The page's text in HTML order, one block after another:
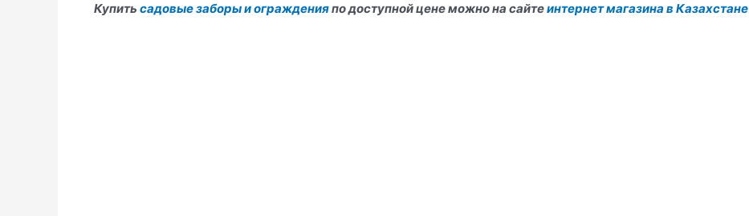
Купить садовые заборы и огражденияпо доступной цене можно на сайтеинтернет магазина в Казахстане